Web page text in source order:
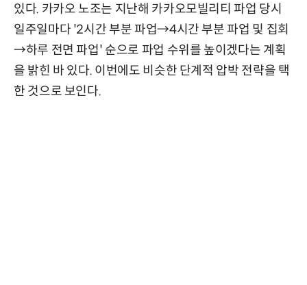
있다. 카카오 노조는 지난해 카카오모빌리티 파업 당시
일주일마다 '2시간 부분 파업→4시간 부분 파업 및 집회
→하루 전면 파업' 순으로 파업 수위를 높이겠다는 계획
을 밝힌 바 있다. 이번에도 비슷한 단계적 압박 전략을 택
한 것으로 보인다.